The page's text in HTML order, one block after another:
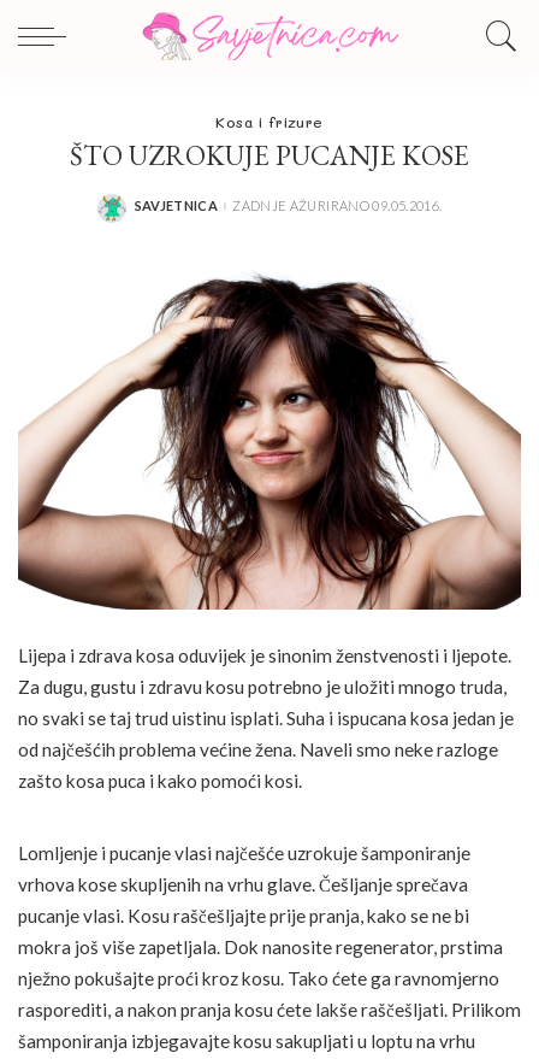
Kosa i frizure
ŠTO UZROKUJE PUCANJE KOSE
POSTED
SAVJETNICA ZADNJE AŽURIRANO 09.05.2016.
Lijepa i zdrava kosa oduvijek je sinonim ženstvenosti i ljepote.
Za dugu, gustu i zdravu kosu potrebno je uložiti mnogo truda,
no svaki se taj trud uistinu isplati. Suha i ispucana kosa jedan je
od najčešćih problema većine žena. Naveli smo neke razloge
zašto kosa puca i kako pomoći kosi.
Lomljenje i pucanje vlasi najčešće uzrokuje šamponiranje
vrhova kose skupljenih na vrhu glave. Češljanje sprečava
pucanje vlasi. Kosu raščešljajte prije pranja, kako se ne bi
mokra još više zapetljala. Dok nanosite regenerator, prstima
nježno pokušajte proći kroz kosu. Tako ćete ga ravnomjerno
rasporediti, a nakon pranja kosu ćete lakše raščešljati. Prilikom
šamponiranja izbjegavajte kosu sakupljati u loptu na vrhu